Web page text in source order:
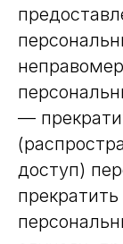
—
доступ)